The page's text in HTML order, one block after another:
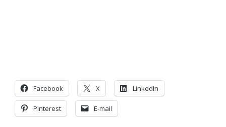
Facebook X LinkedIn
Pinterest E-mail